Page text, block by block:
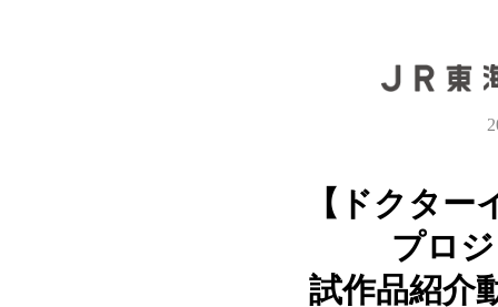
【ドクタ
プロ
試作品紹介